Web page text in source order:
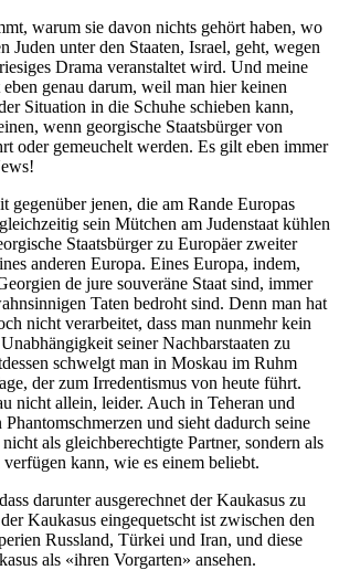
warum sie davon nichts gehört haben, wo
Juden unter den Staaten, Israel, geht, wegen
Drama veranstaltet wird. Und meine
genau darum, weil man hier keinen
Situation in die Schuhe schieben kann,
wenn georgische Staatsbürger von
oder gemeuchelt werden. Es gilt eben immer
gegenüber jenen, die am Rande Europas
sein Mütchen am Judenstaat kühlen
Staatsbürger zu Europäer zweiter
anderen Europa. Eines Europa, indem,
de jure souveräne Staat sind, immer
Taten bedroht sind. Denn man hat
nicht verarbeitet, dass man nunmehr kein
seiner Nachbarstaaten zu
schwelgt man in Moskau im Ruhm
der zum Irredentismus von heute führt.
nicht allein, leider. Auch in Teheran und
und sieht dadurch seine
als gleichberechtigte Partner, sondern als
kann, wie es einem beliebt.
darunter ausgerechnet der Kaukasus zu
Kaukasus eingequetscht ist zwischen den
Russland, Türkei und Iran, und diese
als «ihren Vorgarten» ansehen.